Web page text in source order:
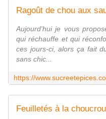
Aujourd'hui je vous
qui réchauffe et qui
ces jours-ci, alors ça fait
sans chic...